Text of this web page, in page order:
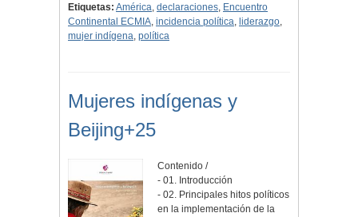
Etiquetas: América, declaraciones, Encuentro
Continental ECMIA, incidencia política, liderazgo,
mujer indígena, política
Mujeres indígenas y
Beijing+25
Contenido /
- 01. Introducción
- 02. Principales hitos políticos
en la implementación de la